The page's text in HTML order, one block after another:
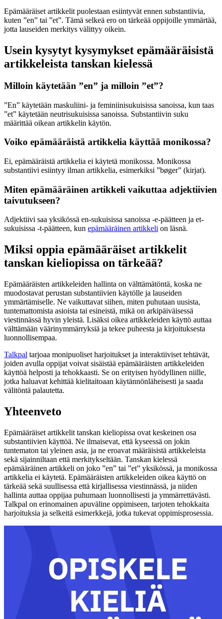
Epämääräiset artikkelit puolestaan esiintyvät ennen substantiivia,
kuten ”en” tai ”et”. Tämä selkeä ero on tärkeää oppijoille ymmärtää,
jotta lauseiden merkitys välittyy oikein.
Usein kysytyt kysymykset epämääräisistä
artikkeleista tanskan kielessä
Milloin käytetään ”en” ja milloin ”et”?
”En” käytetään maskuliini- ja feminiinisukuisissa sanoissa, kun taas
”et” käytetään neutrisukuisissa sanoissa. Substantiivin suku
määrittää oikean artikkelin käytön.
Voiko epämääräistä artikkelia käyttää monikossa?
Ei, epämääräistä artikkelia ei käytetä monikossa. Monikossa
substantiivi esiintyy ilman artikkelia, esimerkiksi ”bøger” (kirjat).
Miten epämääräinen artikkeli vaikuttaa adjektiivien
taivutukseen?
Adjektiivi saa yksikössä en-sukuisissa sanoissa -e-päätteen ja et-
sukuisissa -t-päätteen, kun epämääräinen artikkeli on läsnä.
Miksi oppia epämääräiset artikkelit
tanskan kieliopissa on tärkeää?
Epämääräisten artikkeleiden hallinta on välttämätöntä, koska ne
muodostavat perustan substantiivien käytölle ja lauseiden
ymmärtämiselle. Ne vaikuttavat siihen, miten puhutaan uusista,
tuntemattomista asioista tai esineistä, mikä on arkipäiväisessä
viestinnässä hyvin yleistä. Lisäksi oikea artikkeleiden käyttö auttaa
välttämään väärinymmärryksiä ja tekee puheesta ja kirjoituksesta
luonnollisempaa.
Talkpal tarjoaa monipuoliset harjoitukset ja interaktiiviset tehtävät,
joiden avulla oppijat voivat sisäistää epämääräisten artikkeleiden
käyttöä helposti ja tehokkaasti. Se on erityisen hyödyllinen niille,
jotka haluavat kehittää kielitaitoaan käytännönläheisesti ja saada
välitöntä palautetta.
Yhteenveto
Epämääräiset artikkelit tanskan kieliopissa ovat keskeinen osa
substantiivien käyttöä. Ne ilmaisevat, että kyseessä on jokin
tuntematon tai yleinen asia, ja ne eroavat määräisistä artikkeleista
sekä sijainniltaan että merkitykseltään. Tanskan kielessä
epämääräinen artikkeli on joko ”en” tai ”et” yksikössä, ja monikossa
artikkelia ei käytetä. Epämääräisten artikkeleiden oikea käyttö on
tärkeää sekä suullisessa että kirjallisessa viestinnässä, ja niiden
hallinta auttaa oppijaa puhumaan luonnollisesti ja ymmärrettävästi.
Talkpal on erinomainen apuväline oppimiseen, tarjoten tehokkaita
harjoituksia ja selkeitä esimerkkejä, jotka tukevat oppimisprosessia.